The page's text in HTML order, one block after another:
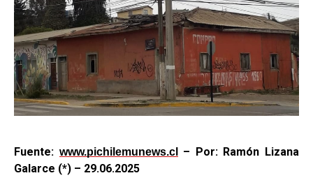
Fuente: www.pichilemunews.cl
– Por: Ramón Lizana
Galarce (*) – 29.06.2025